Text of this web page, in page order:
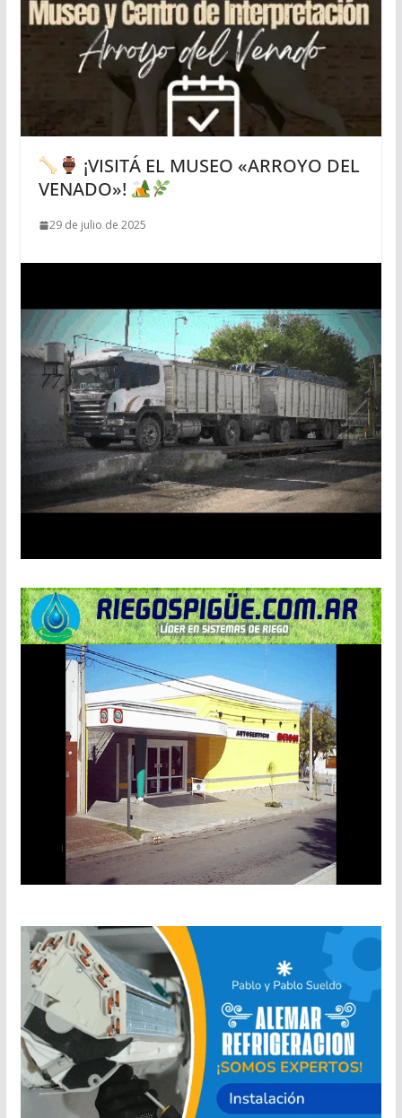
¡VISITÁ EL MUSEO «ARROYO DEL
VENADO»!
29 de julio de 2025